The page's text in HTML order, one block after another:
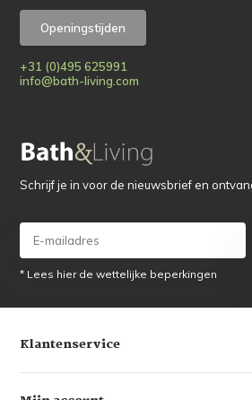
Openingstijden
+31 (0)495 625991
info@bath-living.com
Schrijf je in voor de nieuwsbrief en
* Lees hier de wettelijke beperkingen
Klantenservice